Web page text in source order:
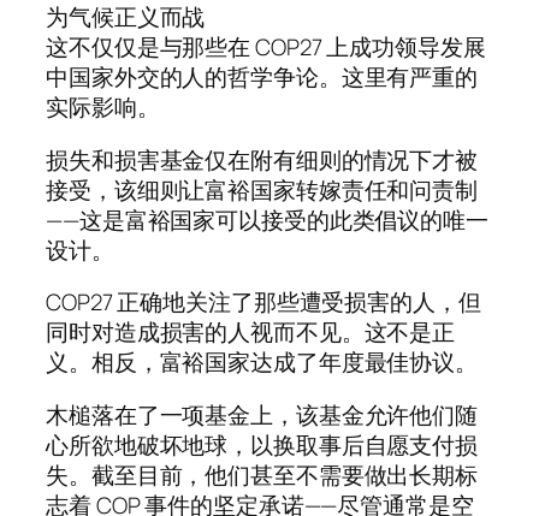
为气候正义而战
这不仅仅是与那些在 COP27 上成功领导发展
中国家外交的人的哲学争论。这里有严重的
实际影响。
损失和损害基金仅在附有细则的情况下才被
接受，该细则让富裕国家转嫁责任和问责制
——这是富裕国家可以接受的此类倡议的唯一
设计。
COP27 正确地关注了那些遭受损害的人，但
同时对造成损害的人视而不见。这不是正
义。相反，富裕国家达成了年度最佳协议。
木槌落在了一项基金上，该基金允许他们随
心所欲地破坏地球，以换取事后自愿支付损
失。截至目前，他们甚至不需要做出长期标
志着 COP 事件的坚定承诺——尽管通常是空